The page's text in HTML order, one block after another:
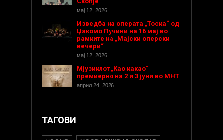
мај 12, 2026
Изведба на операта „Тоска“ од
Џакомо Пучини на 16 мај во
рамките на „Мајски оперски
вечери“
мај 12, 2026
Мјузиклот „Као какао“
премиерно на 2 и 3 јуни во МНТ
април 24, 2026
ТАГОВИ